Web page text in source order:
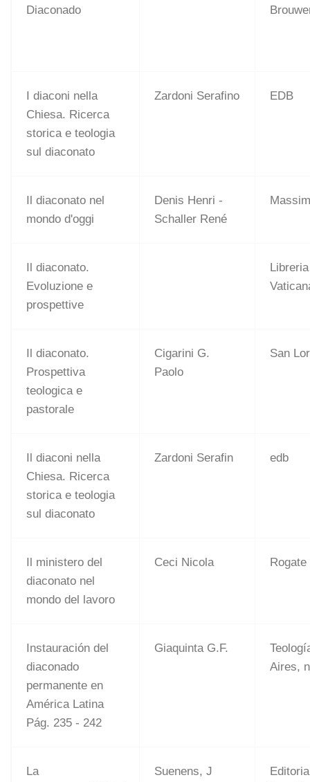
Diaconado
I diaconi nella
Chiesa. Ricerca
storica e teologia
sul diaconato
Zardoni Serafino EDB
Il diaconato nel
mondo d'oggi
Denis Henri -
Schaller René
Il diaconato.
Evoluzione e
prospettive
Il diaconato.
Prospettiva
teologica e
pastorale
Cigarini G.
Paolo
San
Il diaconi nella
Chiesa. Ricerca
storica e teologia
sul diaconato
Zardoni Serafin edb
Il ministero del
diaconato nel
mondo del lavoro
Ceci Nicola Rogate
Instauración del
diaconado
permanente en
América Latina
Pág. 235 - 242
Giaquinta G.F.
Aires,
La
Suenens, J